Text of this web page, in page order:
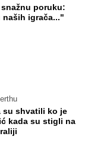
poruku:
igrača..."
su shvatili ko je
kada su stigli na